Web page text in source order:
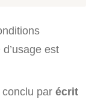
est
par écrit